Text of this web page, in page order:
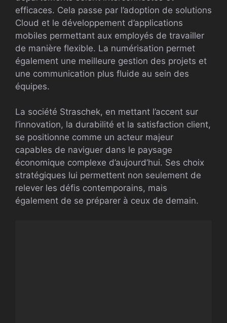
efficaces. Cela passe par l’adoption de solutions
Cloud et le développement d’applications
mobiles permettant aux employés de travailler
de manière flexible. La numérisation permet
également une meilleure gestion des projets et
une communication plus fluide au sein des
équipes.
La société Straschek, en mettant l’accent sur
l’innovation, la durabilité et la satisfaction client,
se positionne comme un acteur majeur
capables de naviguer dans le paysage
économique complexe d’aujourd’hui. Ses choix
stratégiques lui permettent non seulement de
relever les défis contemporains, mais
également de se préparer à ceux de demain.